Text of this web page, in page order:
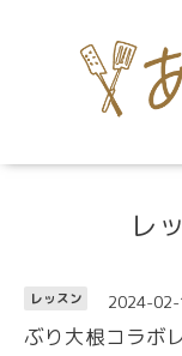
レ
レッスン 2024-
ぶり大根コラボ